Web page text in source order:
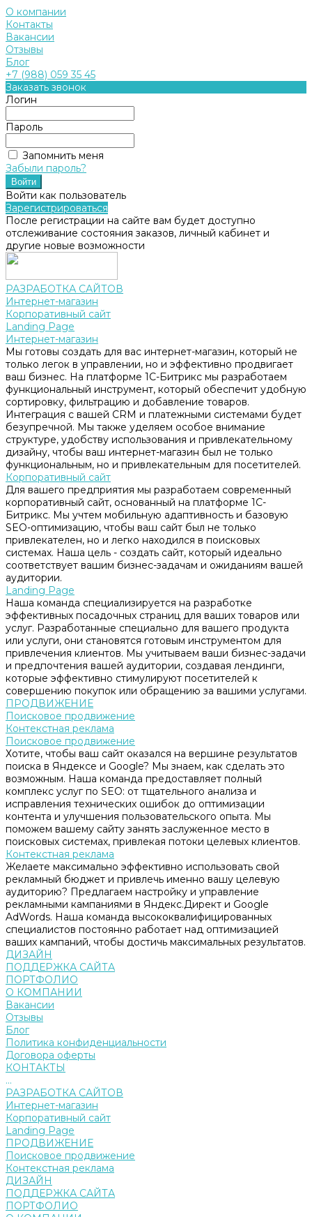
О компании
Контакты
Вакансии
Отзывы
Блог
+7 (988) 059 35 45
Заказать звонок
Логин
Пароль
Запомнить меня
Забыли пароль?
Войти как пользователь
Зарегистрироваться
После регистрации на сайте вам будет доступно
отслеживание состояния заказов, личный кабинет и
другие новые возможности
РАЗРАБОТКА САЙТОВ
Интернет-магазин
Корпоративный сайт
Landing Page
Интернет-магазин
Мы готовы создать для вас интернет-магазин, который не
только легок в управлении, но и эффективно продвигает
ваш бизнес. На платформе 1С-Битрикс мы разработаем
функциональный инструмент, который обеспечит удобную
сортировку, фильтрацию и добавление товаров.
Интеграция с вашей CRM и платежными системами будет
безупречной. Мы также уделяем особое внимание
структуре, удобству использования и привлекательному
дизайну, чтобы ваш интернет-магазин был не только
функциональным, но и привлекательным для посетителей.
Корпоративный сайт
Для вашего предприятия мы разработаем современный
корпоративный сайт, основанный на платформе 1С-
Битрикс. Мы учтем мобильную адаптивность и базовую
SEO-оптимизацию, чтобы ваш сайт был не только
привлекателен, но и легко находился в поисковых
системах. Наша цель - создать сайт, который идеально
соответствует вашим бизнес-задачам и ожиданиям вашей
аудитории.
Landing Page
Наша команда специализируется на разработке
эффективных посадочных страниц для ваших товаров или
услуг. Разработанные специально для вашего продукта
или услуги, они становятся готовым инструментом для
привлечения клиентов. Мы учитываем ваши бизнес-задачи
и предпочтения вашей аудитории, создавая лендинги,
которые эффективно стимулируют посетителей к
совершению покупок или обращению за вашими услугами.
ПРОДВИЖЕНИЕ
Поисковое продвижение
Контекстная реклама
Поисковое продвижение
Хотите, чтобы ваш сайт оказался на вершине результатов
поиска в Яндексе и Google? Мы знаем, как сделать это
возможным. Наша команда предоставляет полный
комплекс услуг по SEO: от тщательного анализа и
исправления технических ошибок до оптимизации
контента и улучшения пользовательского опыта. Мы
поможем вашему сайту занять заслуженное место в
поисковых системах, привлекая потоки целевых клиентов.
Контекстная реклама
Желаете максимально эффективно использовать свой
рекламный бюджет и привлечь именно вашу целевую
аудиторию? Предлагаем настройку и управление
рекламными кампаниями в Яндекс.Директ и Google
AdWords. Наша команда высококвалифицированных
специалистов постоянно работает над оптимизацией
ваших кампаний, чтобы достичь максимальных результатов.
ДИЗАЙН
ПОДДЕРЖКА САЙТА
ПОРТФОЛИО
О КОМПАНИИ
Вакансии
Отзывы
Блог
Политика конфиденциальности
Договора оферты
КОНТАКТЫ
...
РАЗРАБОТКА САЙТОВ
Интернет-магазин
Корпоративный сайт
Landing Page
ПРОДВИЖЕНИЕ
Поисковое продвижение
Контекстная реклама
ДИЗАЙН
ПОДДЕРЖКА САЙТА
ПОРТФОЛИО